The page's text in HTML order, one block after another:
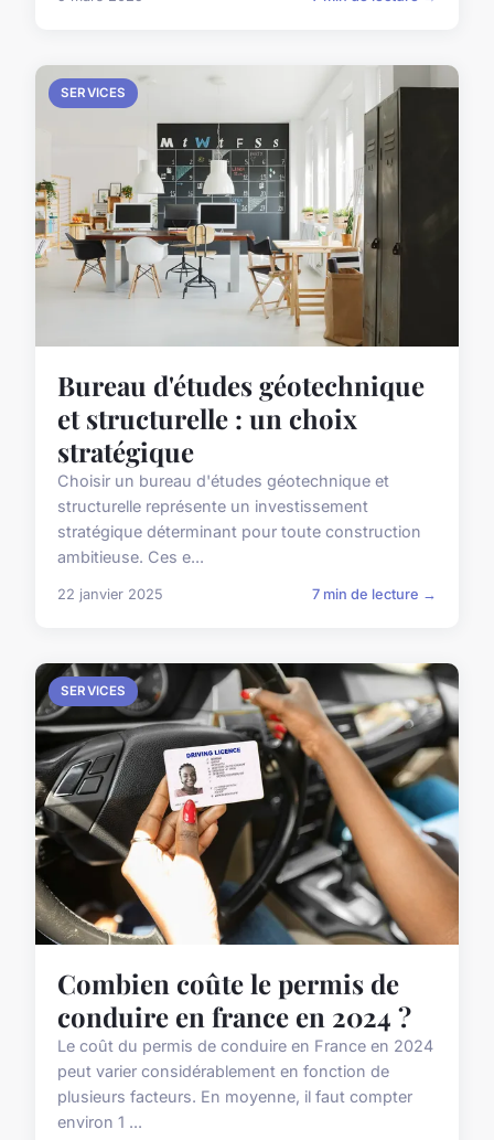
SERVICES
Bureau d'études géotechnique
et structurelle : un choix
stratégique
Choisir un bureau d'études géotechnique et
structurelle représente un investissement
stratégique déterminant pour toute construction
ambitieuse. Ces e...
22 janvier 2025 7 min de lecture →
SERVICES
Combien coûte le permis de
conduire en france en 2024 ?
Le coût du permis de conduire en France en 2024
peut varier considérablement en fonction de
plusieurs facteurs. En moyenne, il faut compter
environ 1 ...